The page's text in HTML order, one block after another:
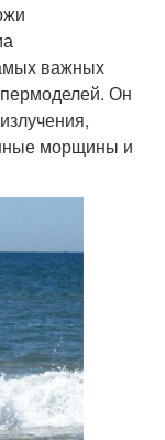
важных
Он
морщины и